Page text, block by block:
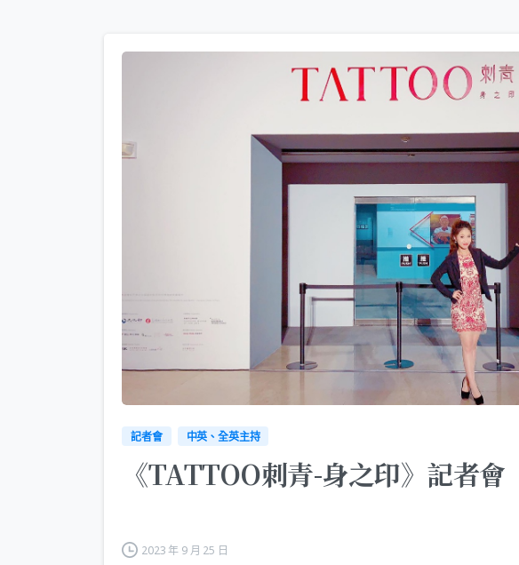
記者會 中英、全英主持
《TATTOO刺青-身之印》記者會
2023 年 9 月 25 日